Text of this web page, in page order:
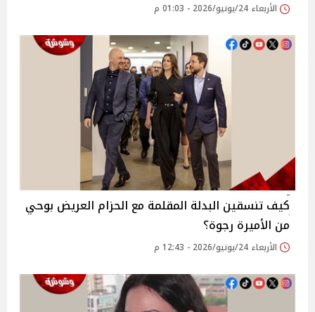
الأربعاء 24/يونيو/2026 - 01:03 م
كيف تنسقين البدلة المقلمة مع الحزام العريض بوحي
من الأميرة رجوة؟
الأربعاء 24/يونيو/2026 - 12:43 م